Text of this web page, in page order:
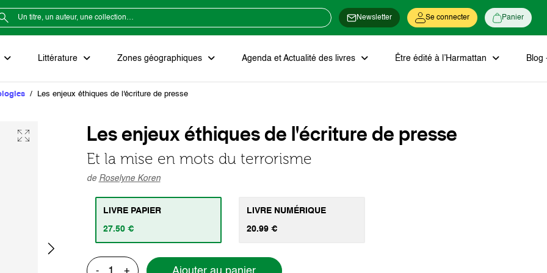
Newsletter Se connecter Panier
Littérature Zones géographiques Agenda et Actualité des livres Être édité à l’Harmattan Blog
Les enjeux éthiques de l'écriture de presse
Les enjeux éthiques de l'écriture de presse
Et la mise en mots du terrorisme
de Roselyne Koren
LIVRE PAPIER
27.50 €
LIVRE NUMÉRIQUE
20.99 €
- +